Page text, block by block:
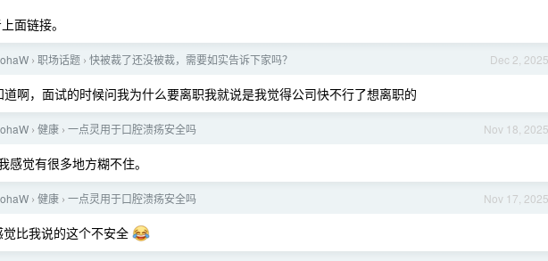
面链接。
Dec 2, 2025
› 职场话题 › 快被裁了还没被裁，需要如实告诉下家吗？
道啊，面试的时候问我为什么要离职我就说是我觉得公司快不行了想离职的
Nov 18, 2025
› 健康 › 一点灵用于口腔溃疡安全吗
感觉有很多地方糊不住。
Nov 17, 2025
› 健康 › 一点灵用于口腔溃疡安全吗
觉比我说的这个不安全